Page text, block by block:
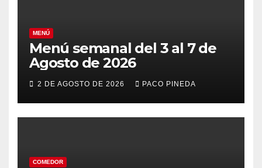
MENÚ
Menú semanal del 3 al 7 de
Agosto de 2026
2 DE AGOSTO DE 2026 PACO PINEDA
COMEDOR